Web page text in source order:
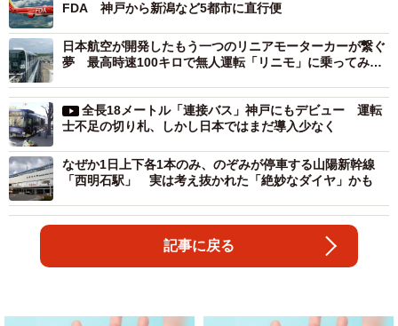
FDA 神戸から新潟など5都市に直行便
日本航空が開発したもう一つのリニアモーターカーが繋ぐ
夢 最高時速100キロで無人運転「リニモ」に乗ってみ
全長18メートル「連接バス」神戸にもデビュー 運転
士不足の切り札、しかし日本ではまだ導入少なく
なぜか1日上下各1本のみ、のぞみが停車する山陽新幹線
「西明石駅」 実は考え抜かれた「絶妙なダイヤ」かも
記事に戻る